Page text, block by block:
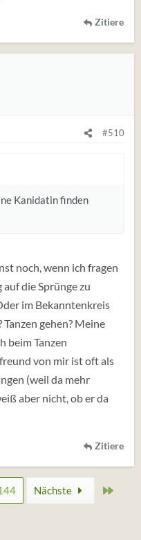
Zitiere
#510
Kanidatin finden
noch, wenn ich fragen
die Sprünge zu
im Bekanntenkreis
gehen? Meine
beim Tanzen
von mir ist oft als
(weil da mehr
aber nicht, ob er da
Zitiere
Nächste